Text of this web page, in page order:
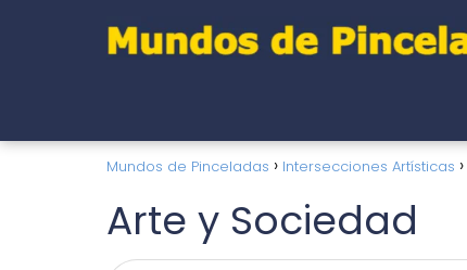
Mundos de Pinceladas Intersecciones Artísticas
Arte y Sociedad